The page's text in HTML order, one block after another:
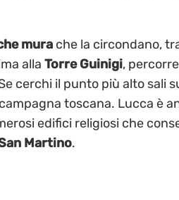
mura che la circondano,
alla Torre Guinigi,
cerchi il punto più alto sali
toscana. Lucca è
edifici religiosi che
Martino.